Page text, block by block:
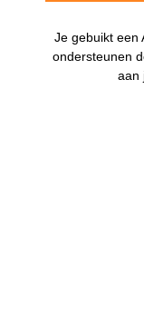
Je gebuikt een
ondersteunen
aan